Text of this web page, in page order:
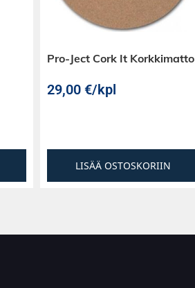
Pro-Ject Cork It Korkkimatto
29,00 €/kpl
LISÄÄ OSTOSKORIIN